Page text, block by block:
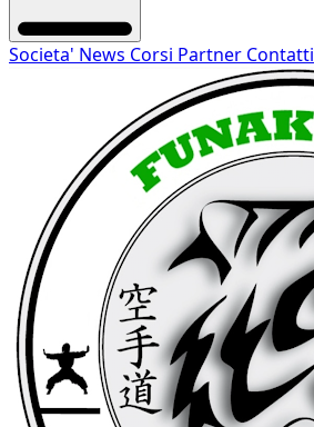
Societa' News Corsi Partner Contatti